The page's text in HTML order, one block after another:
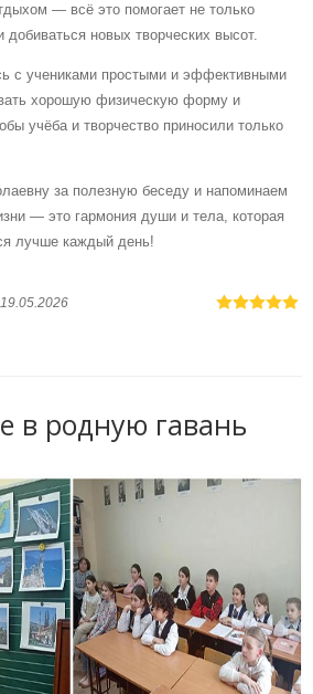
— всё это помогает не только
добиваться новых творческих высот.
с учениками простыми и эффективными
хорошую физическую форму и
учёба и творчество приносили только
за полезную беседу и напоминаем
— это гармония души и тела, которая
лучше каждый день!
19.05.2026
в родную гавань